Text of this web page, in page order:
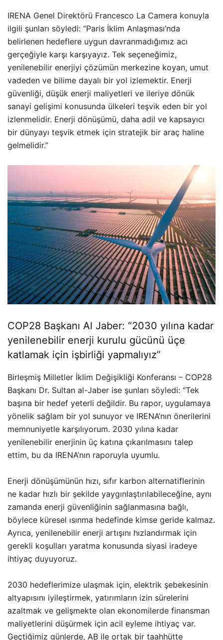
IRENA Genel Direktörü Francesco La Camera konuyla
ilgili şunları söyledi: “Paris İklim Anlaşması’nda
belirlenen hedeflere uygun davranmadığımız acı
gerçeğiyle karşı karşıyayız. Tek seçeneğimiz,
yenilenebilir enerjiyi çözümün merkezine koyan, umut
vadeden ve bilime dayalı bir yol izlemektir. Enerji
güvenliği, düşük enerji maliyetleri ve ileriye dönük
sanayi gelişimi konusunda ülkeleri teşvik eden bir yol
izlenmelidir. Enerji dönüşümü, daha adil ve kapsayıcı
bir dünyayı teşvik etmek için stratejik bir araç haline
gelmelidir.”
COP28 Başkanı Al Jaber: “2030 yılına kadar
yenilenebilir enerji kurulu gücünü üçe
katlamak için işbirliği yapmalıyız”
Birleşmiş Milletler İklim Değişikliği Konferansı – COP28
Başkanı Dr. Sultan al-Jaber ise şunları söyledi: “Tek
başına bir hedef yeterli değildir. Bu rapor, uygulamaya
yönelik sağlam bir yol sunuyor ve IRENA’nın önerilerini
memnuniyetle karşılıyorum. 2030 yılına kadar
yenilenebilir enerjinin üç katına çıkarılmasını talep
ettim, bu da IRENA’nın raporuyla uyumlu.
Enerji dönüşümünün hızı, sıfır karbon alternatiflerinin
ne kadar hızlı bir şekilde yaygınlaştırılabileceğine, aynı
zamanda enerji güvenliğinin sağlanmasına bağlı,
böylece küresel ısınma hedefinde kimse geride kalmaz.
Ayrıca, yenilenebilir enerji artışını hızlandırmak için
gerekli koşulları yaratma konusunda siyasi iradeye
ihtiyaç duyuyoruz.
2030 hedeflerimize ulaşmak için, elektrik şebekesinin
altyapısını iyileştirmek, yatırımların izin sürelerini
azaltmak ve gelişmekte olan ekonomilerde finansman
maliyetlerini düşürmek için acil eyleme ihtiyaç var.
Geçtiğimiz günlerde, AB ile ortak bir taahhütte